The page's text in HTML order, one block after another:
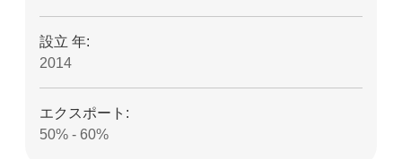
設立 年:
2014
エクスポート:
50% - 60%